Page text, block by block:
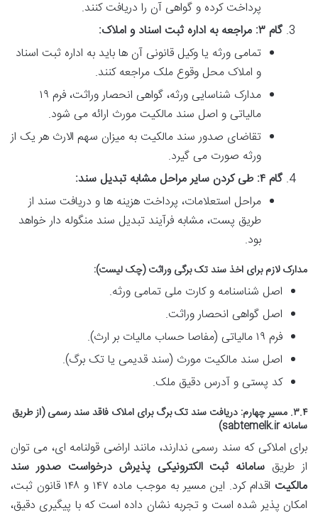
پرداخت کرده و گواهی آن را دریافت کنند.
گام ۳: مراجعه به اداره ثبت اسناد و املاک:
تمامی ورثه یا وکیل قانونی آن ها باید به اداره ثبت اسناد
و املاک محل وقوع ملک مراجعه کنند.
مدارک شناسایی ورثه، گواهی انحصار وراثت، فرم ۱۹
مالیاتی و اصل سند مالکیت مورث ارائه می شود.
تقاضای صدور سند مالکیت به میزان سهم الارث هر یک از
ورثه صورت می گیرد.
گام ۴: طی کردن سایر مراحل مشابه تبدیل سند:
مراحل استعلامات، پرداخت هزینه ها و دریافت سند از
طریق پست، مشابه فرآیند تبدیل سند منگوله دار خواهد
بود.
مدارک لازم برای اخذ سند تک برگی وراثت (چک لیست):
اصل شناسنامه و کارت ملی تمامی ورثه.
اصل گواهی انحصار وراثت.
فرم ۱۹ مالیاتی (مفاصا حساب مالیات بر ارث).
اصل سند مالکیت مورث (سند قدیمی یا تک برگ).
کد پستی و آدرس دقیق ملک.
۳.۴. مسیر چهارم: دریافت سند تک برگ برای املاک فاقد سند رسمی (از طریق
سامانه sabtemelk.ir)
برای املاکی که سند رسمی ندارند، مانند اراضی قولنامه ای، می توان
از طریق سامانه ثبت الکترونیکی پذیرش درخواست صدور سند
مالکیت
اقدام کرد. این مسیر به موجب ماده ۱۴۷ و ۱۴۸ قانون ثبت،
امکان پذیر شده است و تجربه نشان داده است که با پیگیری دقیق،